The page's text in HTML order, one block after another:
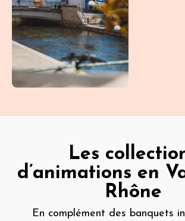
Les
d’animations en
Rhône
En complément des banquets